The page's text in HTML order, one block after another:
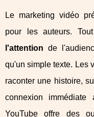
Le marketing vidéo
pour les auteurs.
l'attention de
qu'un simple texte. Les
raconter une histoire,
connexion immédiate
YouTube offre des